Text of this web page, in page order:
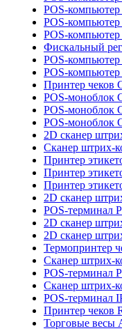
POS-компьютер
POS-компьютер
POS-компьютер
Фискальный
POS-компьютер
POS-компьютер
Принтер чеков
POS-моноблок
POS-моноблок
POS-моноблок
2D сканер
Сканер штрих-
Принтер
Принтер
Принтер
2D сканер
POS-терминал
2D сканер
2D сканер
Термопринтер
Сканер штрих-
POS-терминал
Сканер штрих-
POS-терминал
Принтер чеков
Торговые весы